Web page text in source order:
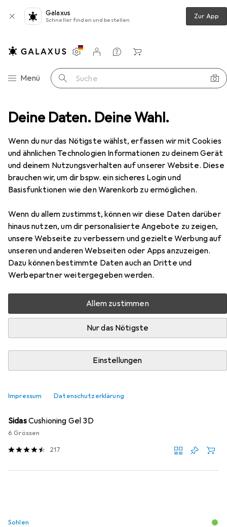
Deine Daten. Deine Wahl.
Wenn du nur das Nötigste wählst, erfassen wir mit Cookies
und ähnlichen Technologien Informationen zu deinem Gerät
und deinem Nutzungsverhalten auf unserer Website. Diese
brauchen wir, um dir bspw. ein sicheres Login und
Basisfunktionen wie den Warenkorb zu ermöglichen.
Wenn du allem zustimmst, können wir diese Daten darüber
hinaus nutzen, um dir personalisierte Angebote zu zeigen,
unsere Webseite zu verbessern und gezielte Werbung auf
unseren und anderen Webseiten oder Apps anzuzeigen.
Dazu können bestimmte Daten auch an Dritte und
Werbepartner weitergegeben werden.
Allem zustimmen
Nur das Nötigste
Einstellungen
Impressum Datenschutzerklärung
Galaxus
Schneller finden und bestellen Zur App
Navigation nach Kategorien
Menü Suche
Einstellungen
Kundenkonto
Vergleichslisten
Merklisten
Warenkorb
Sicherheitsschuhe Elten atmungsaktive Stiefel S3
EUR
98,39
Eltenatmungsaktive Stiefel S3
8 Grössen
Zubehör für Elten atmungsaktive
Stiefel S3
Hier findest du passendes Zubehör zum Produkt Elten
atmungsaktive Stiefel S3 aus der Kategorie Sohlen.
Produktliste
Sohlen
SidasCushioning Gel 3D
6 Grössen
217
Sohlen